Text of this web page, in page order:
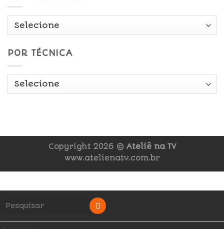
POR TÉCNICA
Copyright 2026 © Ateliê na TV
www.atelienatv.com.br